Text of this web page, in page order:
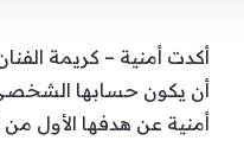
أكدت أمنية – كريمة
أن يكون حسابها الشخصي
أمنية عن هدفها الأول من